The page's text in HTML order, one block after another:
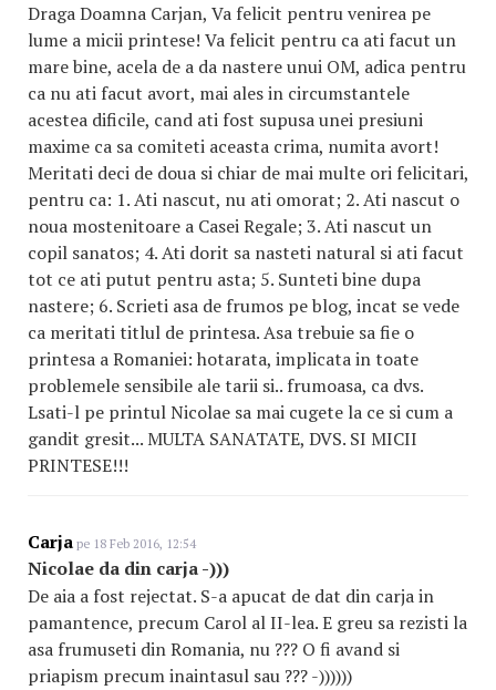
Draga Doamna Carjan, Va felicit pentru venirea pe
lume a micii printese! Va felicit pentru ca ati facut un
mare bine, acela de a da nastere unui OM, adica pentru
ca nu ati facut avort, mai ales in circumstantele
acestea dificile, cand ati fost supusa unei presiuni
maxime ca sa comiteti aceasta crima, numita avort!
Meritati deci de doua si chiar de mai multe ori felicitari,
pentru ca: 1. Ati nascut, nu ati omorat; 2. Ati nascut o
noua mostenitoare a Casei Regale; 3. Ati nascut un
copil sanatos; 4. Ati dorit sa nasteti natural si ati facut
tot ce ati putut pentru asta; 5. Sunteti bine dupa
nastere; 6. Scrieti asa de frumos pe blog, incat se vede
ca meritati titlul de printesa. Asa trebuie sa fie o
printesa a Romaniei: hotarata, implicata in toate
problemele sensibile ale tarii si.. frumoasa, ca dvs.
Lsati-l pe printul Nicolae sa mai cugete la ce si cum a
gandit gresit... MULTA SANATATE, DVS. SI MICII
PRINTESE!!!
Carja pe 18 Feb 2016, 12:54
Nicolae da din carja -)))
De aia a fost rejectat. S-a apucat de dat din carja in
pamantence, precum Carol al II-lea. E greu sa rezisti la
asa frumuseti din Romania, nu ??? O fi avand si
priapism precum inaintasul sau ??? -))))))